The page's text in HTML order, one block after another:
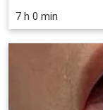
7 h 0 min